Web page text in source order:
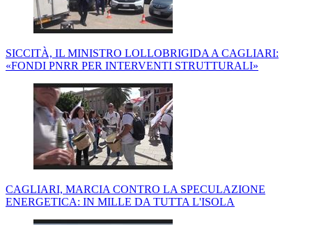
SICCITÀ, IL MINISTRO LOLLOBRIGIDA A CAGLIARI:
«FONDI PNRR PER INTERVENTI STRUTTURALI»
CAGLIARI, MARCIA CONTRO LA SPECULAZIONE
ENERGETICA: IN MILLE DA TUTTA L'ISOLA